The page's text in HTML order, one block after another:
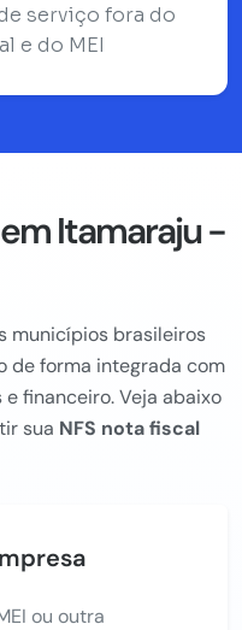
serviço fora do
e do MEI
Itamaraju -
municípios brasileiros
de forma integrada com
financeiro. Veja abaixo
sua NFS nota fiscal
ou outra